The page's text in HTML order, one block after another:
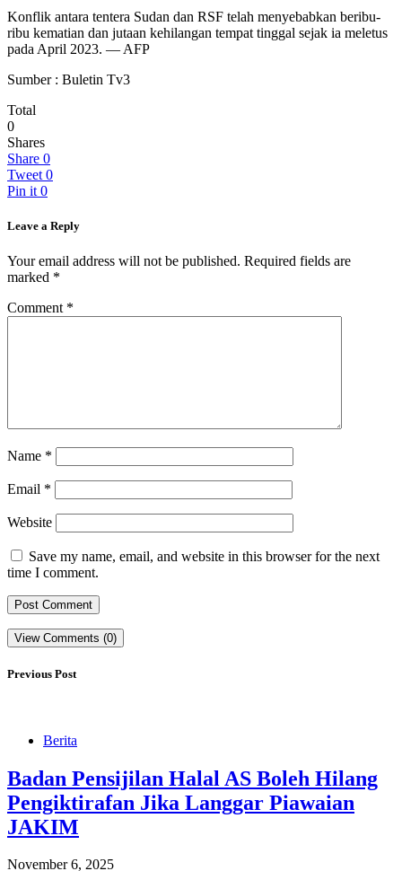
Konflik antara tentera Sudan dan RSF telah menyebabkan beribu-
ribu kematian dan jutaan kehilangan tempat tinggal sejak ia meletus
pada April 2023. — AFP
Sumber : Buletin Tv3
Total
0
Shares
Share 0
Tweet 0
Pin it 0
Leave a Reply
Your email address will not be published. Required fields are
marked *
Comment *
Name *
Email *
Website
Save my name, email, and website in this browser for the next
time I comment.
View Comments (0)
Previous Post
Berita
Badan Pensijilan Halal AS Boleh Hilang
Pengiktirafan Jika Langgar Piawaian
JAKIM
November 6, 2025